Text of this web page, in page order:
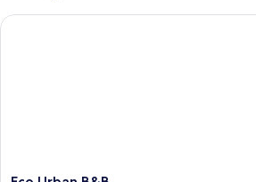
Eco Urban B&B